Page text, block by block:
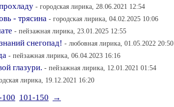
- городская лирика, 28.06.2021 12:54
- трясина - городская лирика, 04.02.2025 10:06
- пейзажная лирика, 23.01.2025 12:55
снегопад! - любовная лирика, 01.05.2022 20:50
- пейзажная лирика, 06.04.2023 16:16
глазури. - пейзажная лирика, 12.01.2021 01:54
лирика, 19.12.2021 16:20
100 101-150
→